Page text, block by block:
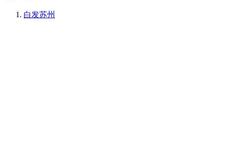
白发苏州